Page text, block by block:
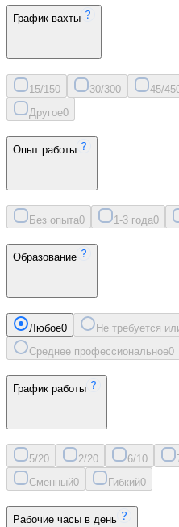
График вахты
15/150 30/300 45/45
Другое0
Опыт работы
Без опыта0 1-3 года0
Образование
Любое0 Не требуется
Среднее профессиональное0
График работы
5/20 2/20 6/10
Сменный0 Гибкий0
Рабочие часы в день